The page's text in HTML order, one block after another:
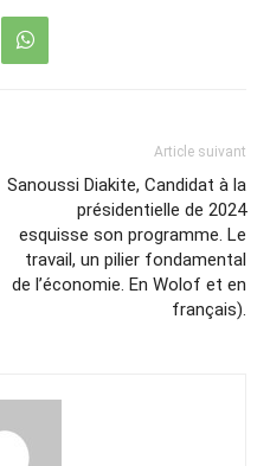
Article suivant
Sanoussi Diakite, Candidat à la
présidentielle de 2024
esquisse son programme. Le
travail, un pilier fondamental
de l’économie. En Wolof et en
français).